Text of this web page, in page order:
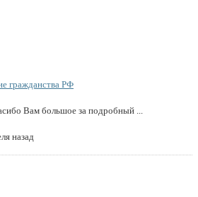
гражданства РФ
Вам большое за подробный ...
назад